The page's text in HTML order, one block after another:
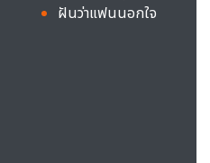
ฝันว่าแฟนนอกใจ